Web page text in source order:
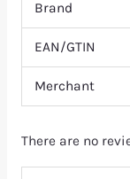
Brand
EAN/GTIN
Merchant
There are no